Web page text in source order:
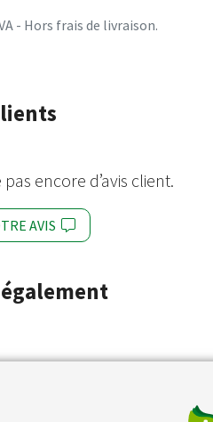
- Hors frais de livraison.
encore d’avis client.
AVIS